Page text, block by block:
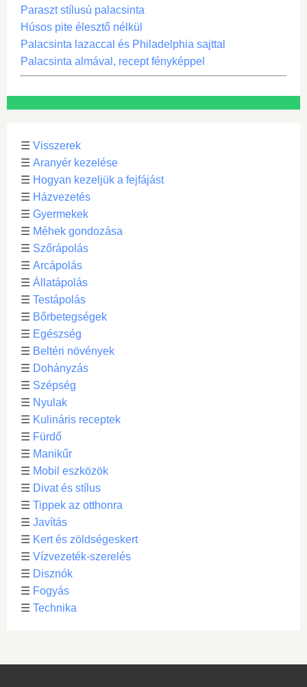
Paraszt stílusú palacsinta
Húsos pite élesztő nélkül
Palacsinta lazaccal és Philadelphia sajttal
Palacsinta almával, recept fényképpel
☰ Visszerek
☰ Aranyér kezelése
☰ Hogyan kezeljük a fejfájást
☰ Házvezetés
☰ Gyermekek
☰ Méhek gondozása
☰ Szőrápolás
☰ Arcápolás
☰ Állatápolás
☰ Testápolás
☰ Bőrbetegségek
☰ Egészség
☰ Beltéri növények
☰ Dohányzás
☰ Szépség
☰ Nyulak
☰ Kulináris receptek
☰ Fürdő
☰ Manikűr
☰ Mobil eszközök
☰ Divat és stílus
☰ Tippek az otthonra
☰ Javítás
☰ Kert és zöldségeskert
☰ Vízvezeték-szerelés
☰ Disznók
☰ Fogyás
☰ Technika